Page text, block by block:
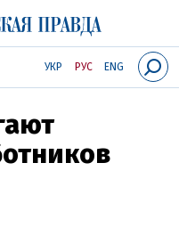
УКР РУС ENG